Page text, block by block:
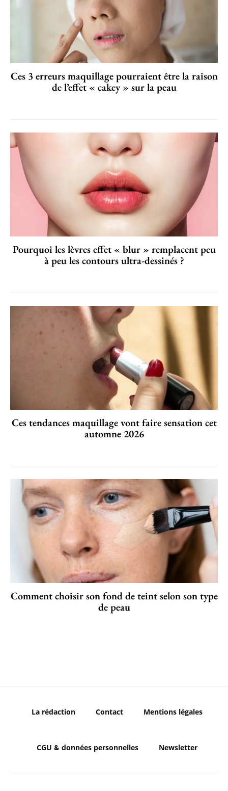
Ces 3 erreurs maquillage pourraient être la raison
de l’effet « cakey » sur la peau
Pourquoi les lèvres effet « blur » remplacent peu
à peu les contours ultra-dessinés ?
Ces tendances maquillage vont faire sensation cet
automne 2026
Comment choisir son fond de teint selon son type
de peau
La rédaction Contact Mentions légales
CGU & données personnelles Newsletter